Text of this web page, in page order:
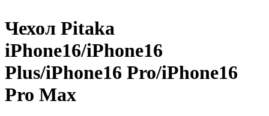
Чехол Pitaka
iPhone16/iPhone16
Plus/iPhone16 Pro/iPhone16
Pro Max